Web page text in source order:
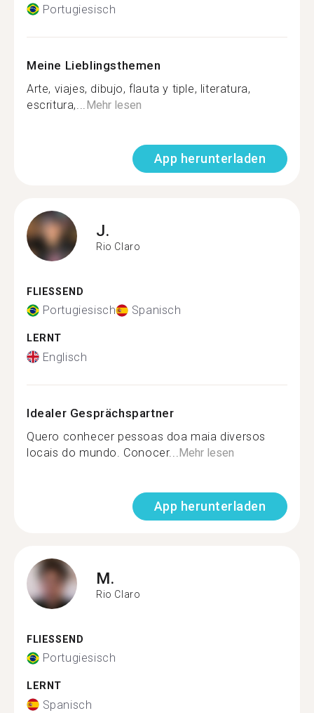
Portugiesisch
Meine Lieblingsthemen
Arte, viajes, dibujo, flauta y tiple, literatura,
escritura,... Mehr lesen
App herunterladen
J.
Rio Claro
FLIESSEND
Portugiesisch Spanisch
LERNT
Englisch
Idealer Gesprächspartner
Quero conhecer pessoas doa maia diversos
locais do mundo. Conocer... Mehr lesen
App herunterladen
M.
Rio Claro
FLIESSEND
Portugiesisch
LERNT
Spanisch